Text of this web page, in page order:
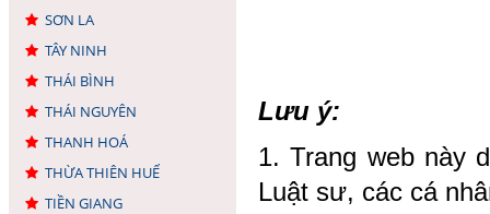
SƠN LA
TÂY NINH
THÁI BÌNH
THÁI NGUYÊN
THANH HOÁ
THỪA THIÊN HUẾ
TIỀN GIANG
Lưu ý:
1. Trang web này
Luật sư, các cá